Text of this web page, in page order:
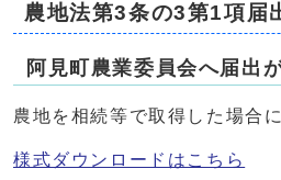
農地法第3条の3第1項届
阿見町農業委員会へ届出
農地を相続等で取得した場合
様式ダウンロードはこちら